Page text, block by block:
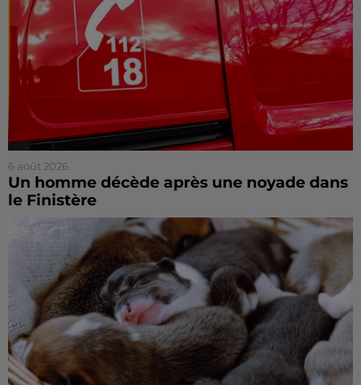
6 août 2026
Un homme décède après une noyade dans
le Finistère